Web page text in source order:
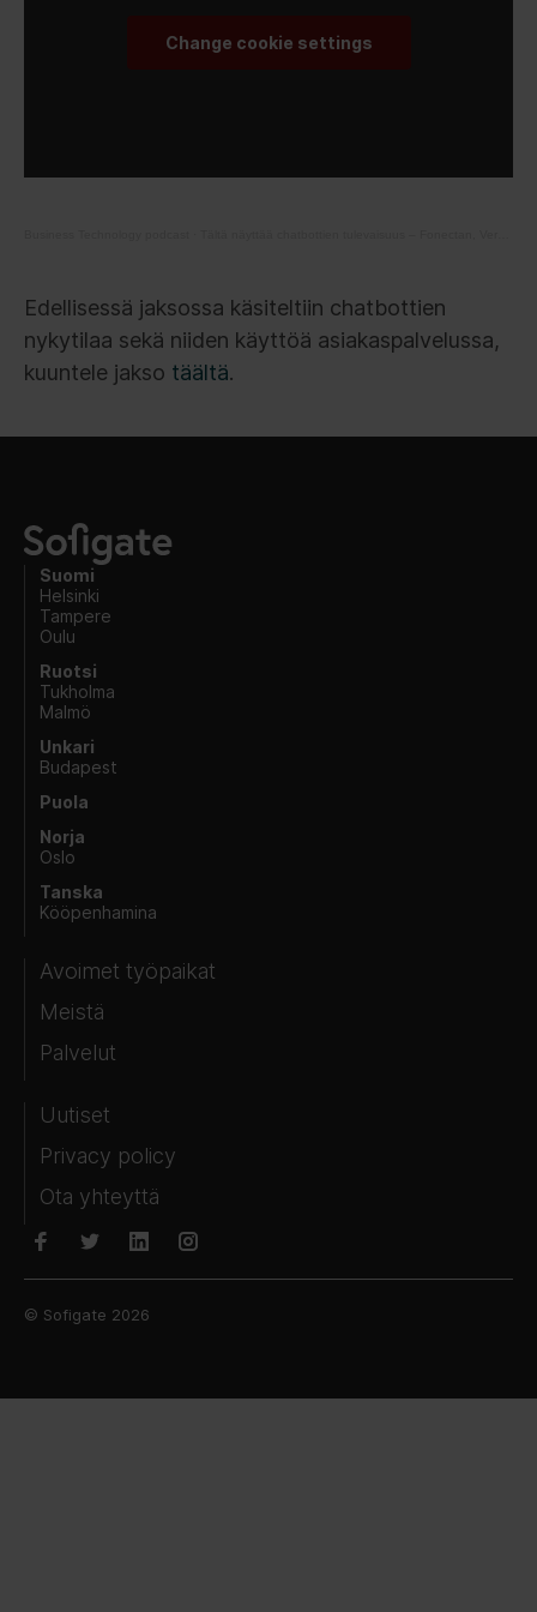
Change cookie settings
Edellisessä jaksossa käsiteltiin chatbottien
nykytilaa sekä niiden käyttöä asiakaspalvelussa,
kuuntele jakso täältä.
Suomi
Helsinki
Tampere
Oulu
Ruotsi
Tukholma
Malmö
Unkari
Budapest
Puola
Norja
Oslo
Tanska
Kööpenhamina
Avoimet työpaikat
Meistä
Palvelut
Uutiset
Privacy policy
Ota yhteyttä
© Sofigate 2026